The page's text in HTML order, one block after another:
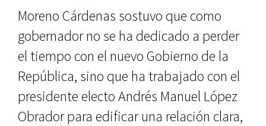
Moreno Cárdenas sostuvo que como
gobernador no se ha dedicado a perder
el tiempo con el nuevo Gobierno de la
República, sino que ha trabajado con el
presidente electo Andrés Manuel López
Obrador para edificar una relación clara,